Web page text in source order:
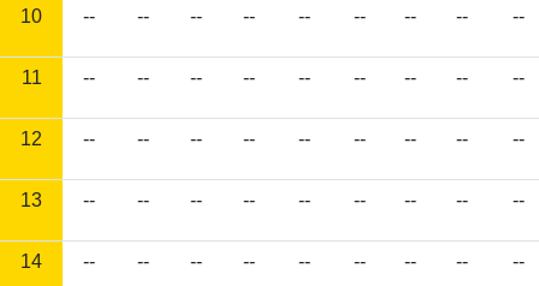
10 -- -- -- -- -- -- -- -- --
11 -- -- -- -- -- -- -- -- --
12 -- -- -- -- -- -- -- -- --
13 -- -- -- -- -- -- -- -- --
14 -- -- -- -- -- -- -- -- --